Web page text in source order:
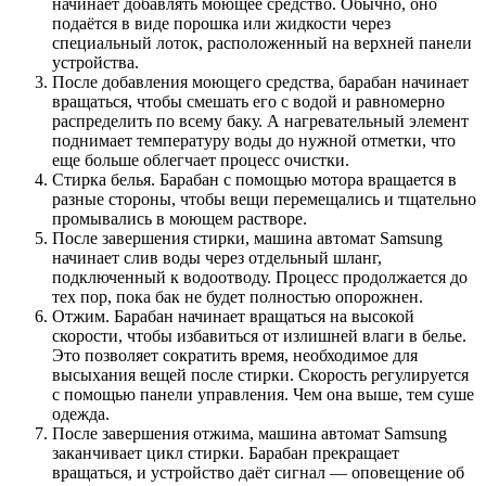
начинает добавлять моющее средство. Обычно, оно
подаётся в виде порошка или жидкости через
специальный лоток, расположенный на верхней панели
устройства.
После добавления моющего средства, барабан начинает
вращаться, чтобы смешать его с водой и равномерно
распределить по всему баку. А нагревательный элемент
поднимает температуру воды до нужной отметки, что
еще больше облегчает процесс очистки.
Стирка белья. Барабан с помощью мотора вращается в
разные стороны, чтобы вещи перемещались и тщательно
промывались в моющем растворе.
После завершения стирки, машина автомат Samsung
начинает слив воды через отдельный шланг,
подключенный к водоотводу. Процесс продолжается до
тех пор, пока бак не будет полностью опорожнен.
Отжим. Барабан начинает вращаться на высокой
скорости, чтобы избавиться от излишней влаги в белье.
Это позволяет сократить время, необходимое для
высыхания вещей после стирки. Скорость регулируется
с помощью панели управления. Чем она выше, тем суше
одежда.
После завершения отжима, машина автомат Samsung
заканчивает цикл стирки. Барабан прекращает
вращаться, и устройство даёт сигнал — оповещение об